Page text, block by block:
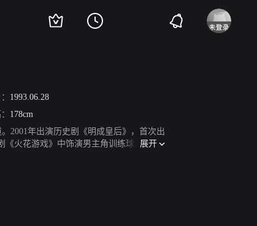
1993.06.28
178cm
2001年出演历史剧《明成皇后》，首次出
《火花游戏》中饰演男主角训练球队中的
姐姐传》中饰演正奎少爷，剧中暗恋着金
子》中世子的贴身大臣而被人熟知；1月
作出演音乐剧《LaCageAuxFolles》。20
展开